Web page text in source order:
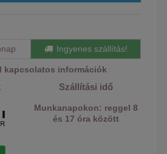
Ingyenes szállítás!
kapcsolatos információk
Szállítási idő
Munkanapokon: reggel 8
és 17 óra között